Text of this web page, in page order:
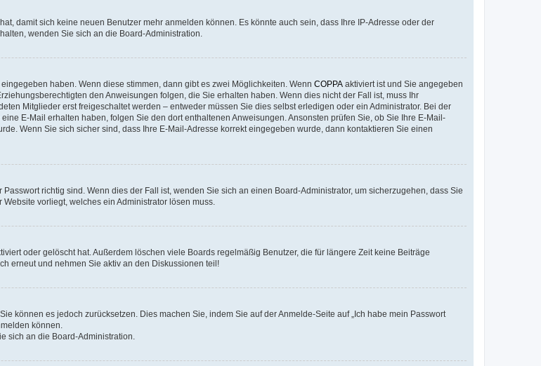
damit sich keine neuen Benutzer mehr anmelden können. Es könnte auch sein, dass Ihre IP-Adresse oder der
wenden Sie sich an die Board-Administration.
haben. Wenn diese stimmen, dann gibt es zwei Möglichkeiten. Wenn COPPA aktiviert ist und Sie angegeben
den Anweisungen folgen, die Sie erhalten haben. Wenn dies nicht der Fall ist, muss Ihr
Mitglieder erst freigeschaltet werden – entweder müssen Sie dies selbst erledigen oder ein Administrator. Bei der
E-Mail erhalten haben, folgen Sie den dort enthaltenen Anweisungen. Ansonsten prüfen Sie, ob Sie Ihre E-Mail-
Wenn Sie sich sicher sind, dass Ihre E-Mail-Adresse korrekt eingegeben wurde, dann kontaktieren Sie einen
richtig sind. Wenn dies der Fall ist, wenden Sie sich an einen Board-Administrator, um sicherzugehen, dass Sie
vorliegt, welches ein Administrator lösen muss.
oder gelöscht hat. Außerdem löschen viele Boards regelmäßig Benutzer, die für längere Zeit keine Beiträge
erneut und nehmen Sie aktiv an den Diskussionen teil!
können es jedoch zurücksetzen. Dies machen Sie, indem Sie auf der Anmelde-Seite auf „Ich habe mein Passwort
können.
sich an die Board-Administration.